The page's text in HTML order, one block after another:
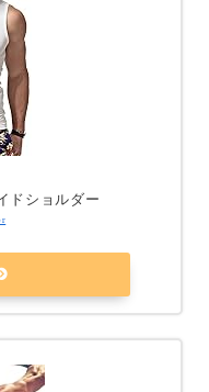
ドショルダー